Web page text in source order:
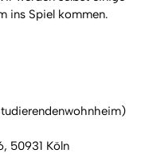
ins Spiel kommen.
50931 Köln